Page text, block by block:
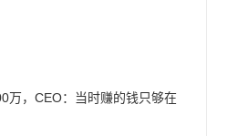
万，CEO：当时赚的钱只够在